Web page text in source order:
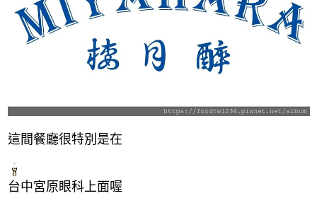
這間餐廳很特別是在
台中宮原眼科上面喔